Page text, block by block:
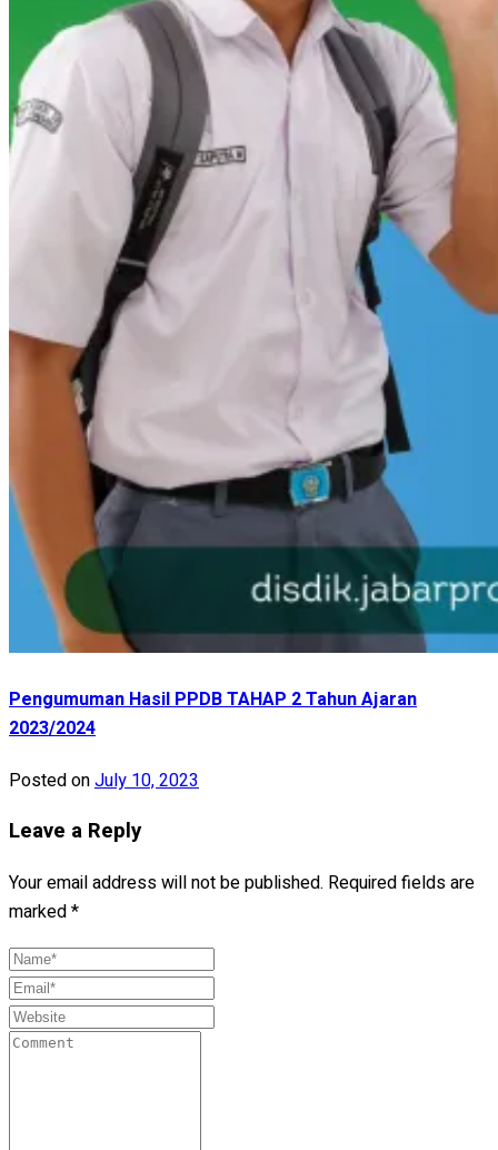
Pengumuman Hasil PPDB TAHAP 2 Tahun Ajaran
2023/2024
Posted onJuly 10, 2023
Leave a Reply
Your email address will not be published. Required fields are
marked*